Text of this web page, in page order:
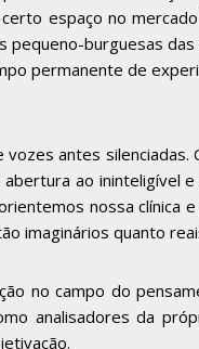
espaço no
burguesas
permanente de
antes silenciadas.
ao ininteligível
nossa clínica
imaginários quanto
no campo do
analisadores da